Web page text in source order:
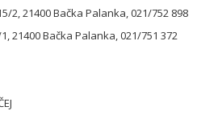
2, 21400 Bačka Palanka, 021/752 898
21400 Bačka Palanka, 021/751 372